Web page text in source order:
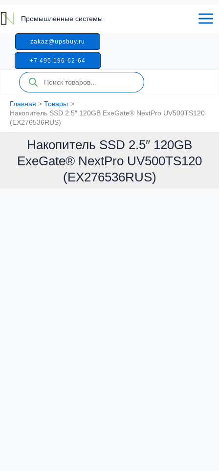
к
содержимому
Промышленные системы
zakaz@upsbuy.ru
+7 495 196-62-64
Поиск
товаров
Главная
Товары
Накопитель SSD 2.5″ 120GB ExeGate® NextPro UV500TS120
(EX276536RUS)
Накопитель SSD 2.5″ 120GB
ExeGate® NextPro UV500TS120
(EX276536RUS)